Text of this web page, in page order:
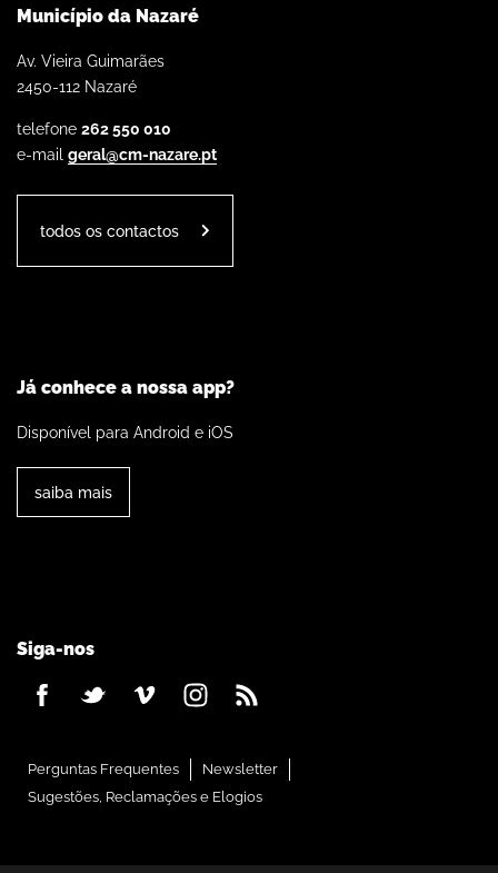
Município da Nazaré
Av. Vieira Guimarães
2450-112 Nazaré
telefone 262 550 010
e-mail geral@cm-nazare.pt
todos os contactos
Já conhece a nossa app?
Disponível para Android e iOS
saiba mais
Siga-nos
Perguntas Frequentes
Newsletter
Sugestões, Reclamações e Elogios